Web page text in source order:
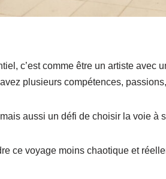
c’est comme être un artiste
plusieurs compétences,
aussi un défi de choisir la voie à
ce voyage moins chaotique et